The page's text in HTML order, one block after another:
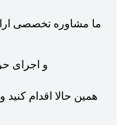
ما مشاوره تخصصی
و اجرای
همین حالا اقدام کنید